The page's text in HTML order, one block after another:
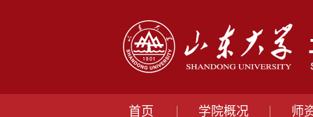
首页 学院概况 师